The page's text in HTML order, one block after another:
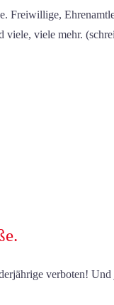
Freiwillige,
viele mehr.
verboten! Und